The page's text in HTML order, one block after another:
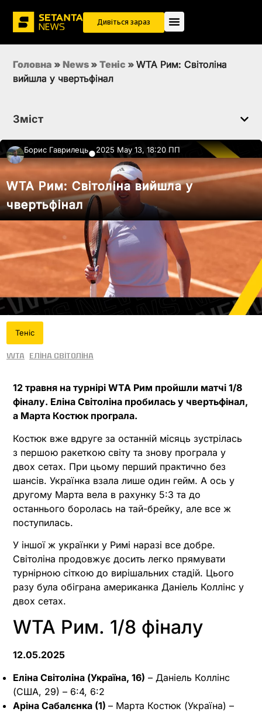
Дивіться зараз
Головна » News » Теніс » WTA Рим: Світоліна
вийшла у чвертьфінал
Зміст
Борис Гаврилець●2025 May 13, 18:20 ПП
WTA Рим: Світоліна вийшла у
чвертьфінал
Теніс
WTA Еліна Світоліна
12 травня на турнірі WTA Рим пройшли матчі 1/8
фіналу. Еліна Світоліна пробилась у чвертьфінал,
а Марта Костюк програла.
Костюк вже вдруге за останній місяць зустрілась
з першою ракеткою світу та знову програла у
двох сетах. При цьому перший практично без
шансів. Українка взала лише один гейм. А ось у
другому Марта вела в рахунку 5:3 та до
останнього боролась на тай-брейку, але все ж
поступилась.
У іншої ж українки у Римі наразі все добре.
Світоліна продовжує досить легко прямувати
турнірною сіткою до вирішальних стадій. Цього
разу була обіграна американка Даніель Коллінс у
двох сетах.
WTA Рим. 1/8 фіналу
12.05.2025
Еліна Світоліна (Україна, 16) – Даніель Коллінс
(США, 29) – 6:4, 6:2
Аріна Сабалєнка (1) – Марта Костюк (Україна) –